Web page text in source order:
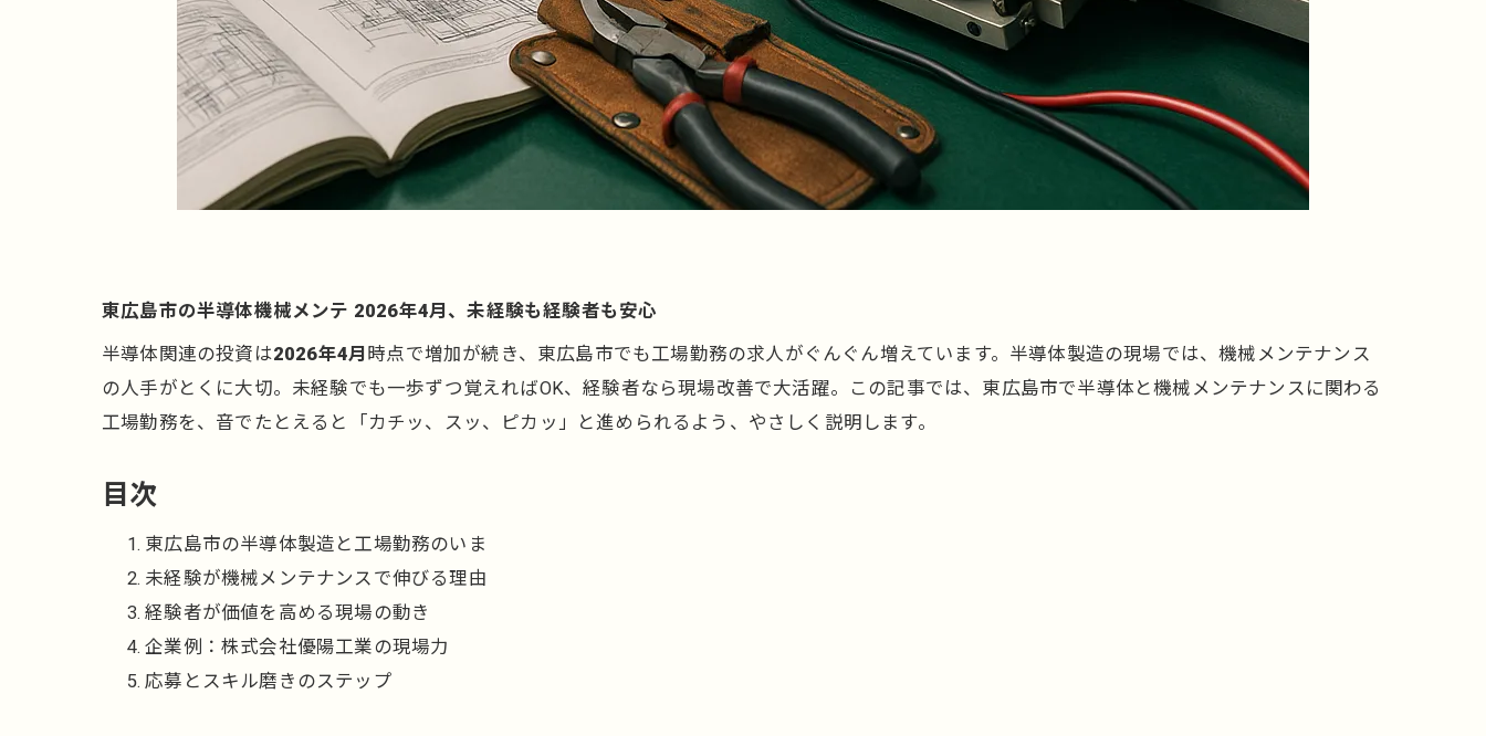
東広島市の半導体機械メンテ 2026年4月、未経験も経験者も安心
半導体関連の投資は2026年4月 時点で増加が続き、東広島市でも工場勤務の求人がぐんぐん増えています。半導体製造の現場では、機械メンテナンス
の人手がとくに大切。未経験でも一歩ずつ覚えればOK、経験者なら現場改善で大活躍。この記事では、東広島市で半導体と機械メンテナンスに関わる
工場勤務を、音でたとえると「カチッ、スッ、ピカッ」と進められるよう、やさしく説明します。
目次
東広島市の半導体製造と工場勤務のいま
未経験が機械メンテナンスで伸びる理由
経験者が価値を高める現場の動き
企業例：株式会社優陽工業の現場力
応募とスキル磨きのステップ